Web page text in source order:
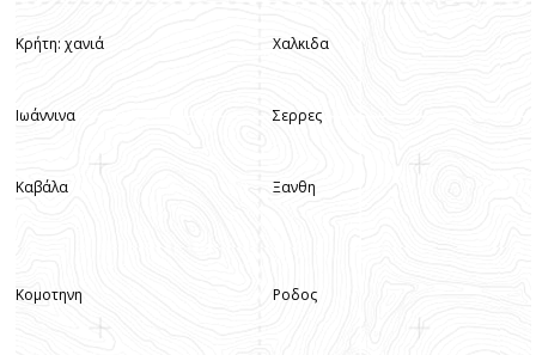
Κρήτη: χανιά
Ιωάννινα
Καβάλα
Χαλκιδα
Σερρες
Ξανθη
Κομοτηνη Ροδος